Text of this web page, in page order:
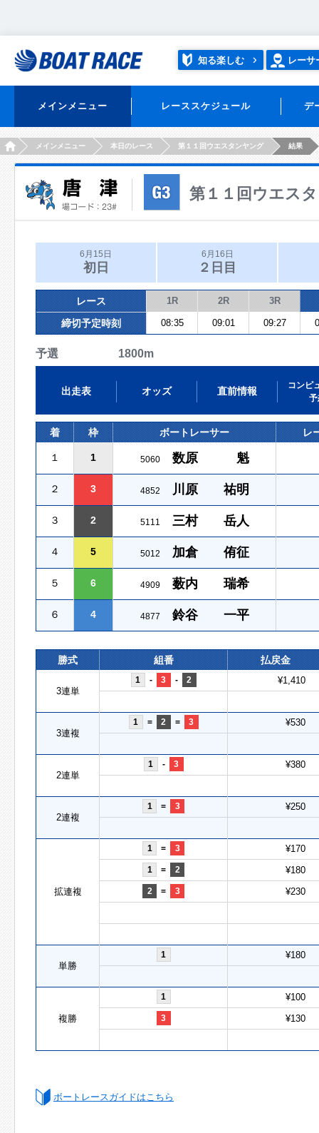
知る楽しむ レーサ
メインメニュー レーススケジュール デ
HOMEメインメニュー 本日のレース 第１１回ウエスタンヤング 結果
第１１回ウエス
6月15日
初日
6月16日
２日目
レース 1R 2R 3R
締切予定時刻 08:35 09:01 09:27
予選 1800m
出走表 オッズ 直前情報
コンピ
予
着 枠 ボートレーサー レ
１ 1 5060 数原 魁
２ 3 4852 川原 祐明
３ 2 5111 三村 岳人
４ 5 5012 加倉 侑征
５ 6 4909 薮内 瑞希
６ 4 4877 鈴谷 一平
勝式 組番 払戻金
3連単
1 - 3 - 2 ¥1,410
3連複
1 = 2 = 3 ¥530
2連単
1 - 3 ¥380
2連複
1 = 3 ¥250
拡連複
1 = 3 ¥170
1 = 2 ¥180
2 = 3 ¥230
単勝
1 ¥180
複勝
1 ¥100
3 ¥130
ボートレースガイドはこちら